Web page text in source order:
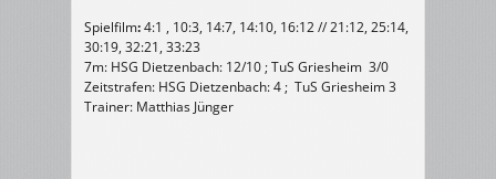
Spielfilm:4:1 , 10:3, 14:7, 14:10, 16:12 // 21:12, 25:14,
30:19, 32:21, 33:23
7m: HSG Dietzenbach: 12/10 ; TuS Griesheim 3/0
Zeitstrafen: HSG Dietzenbach: 4 ; TuS Griesheim 3
Trainer: Matthias Jünger